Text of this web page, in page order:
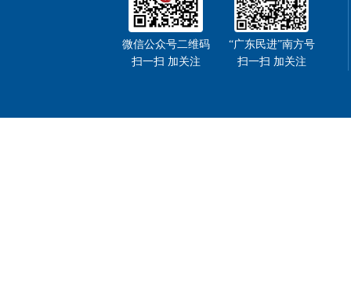
“广东民进”南方号
扫一扫 加关注
微信公众号二维码
扫一扫 加关注